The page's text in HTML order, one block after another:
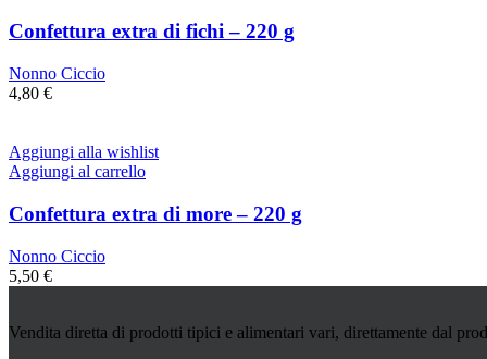
Confettura extra di fichi – 220 g
Nonno Ciccio
4,80 €
Aggiungi alla wishlist
Aggiungi al carrello
Confettura extra di more – 220 g
Nonno Ciccio
5,50 €
Vendita diretta di prodotti tipici e alimentari vari, direttamente dal